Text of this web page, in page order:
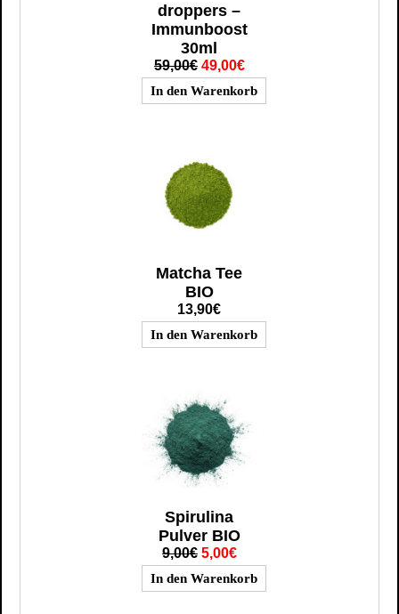
droppers –
Immunboost
30ml
59,00€ 49,00€
Matcha Tee
BIO
13,90€
Spirulina
Pulver BIO
9,00€ 5,00€